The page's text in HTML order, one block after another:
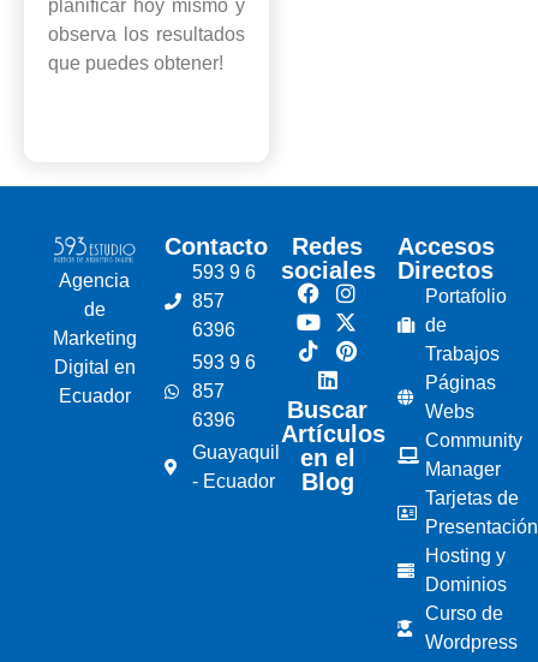
planificar hoy mismo y
observa los resultados
que puedes obtener!
Agencia
de
Marketing
Digital en
Ecuador
Contacto
593 9 6
857
6396
593 9 6
857
6396
Guayaquil
- Ecuador
Redes
sociales
Buscar
Artículos
en el
Blog
Accesos
Directos
Portafolio
de
Trabajos
Páginas
Webs
Community
Manager
Tarjetas de
Presentación
Hosting y
Dominios
Curso de
Wordpress